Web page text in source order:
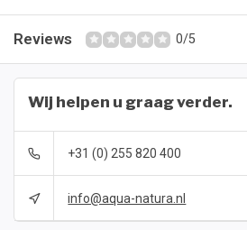
Reviews 0/5
Wij helpen u graag verder.
+31 (0) 255 820 400
info@aqua-natura.nl